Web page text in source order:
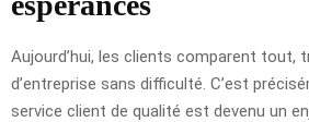
Aujourd’hui, les clients comparent tout,
d’entreprise sans difficulté. C’est
service client de qualité est devenu un